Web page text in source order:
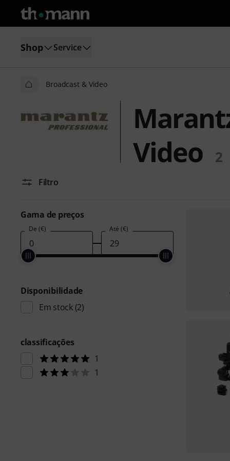
Shop Service
Broadcast & Video
Video
2
Filtro
Gama de preços
De (€) Até (€)
Disponibilidade
Em stock(2)
classificações
1
1